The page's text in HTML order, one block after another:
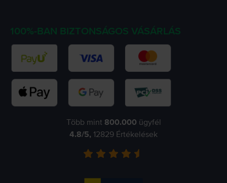
100%-BAN BIZTONSÁGOS VÁSÁRLÁS
Több mint 800.000 ügyfél
4.8/5, 12829 Értékelések